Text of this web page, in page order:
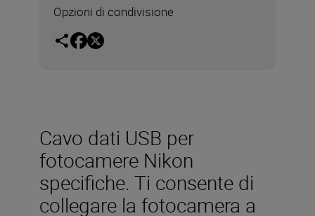
Opzioni di condivisione
Cavo dati USB per
fotocamere Nikon
specifiche. Ti consente di
collegare la fotocamera a